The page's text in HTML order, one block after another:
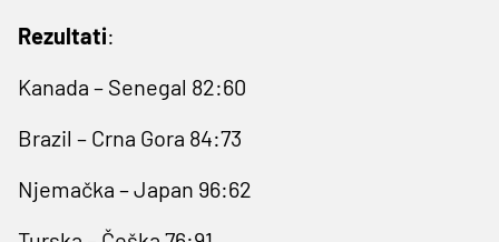
Rezultati:
Kanada – Senegal 82:60
Brazil – Crna Gora 84:73
Njemačka – Japan 96:62